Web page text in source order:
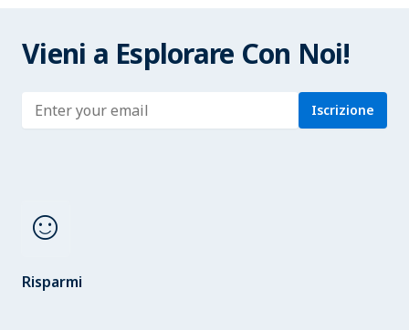
Vieni a Esplorare Con Noi!
Enter address Iscrizione
sentiment_satisfied
Risparmi